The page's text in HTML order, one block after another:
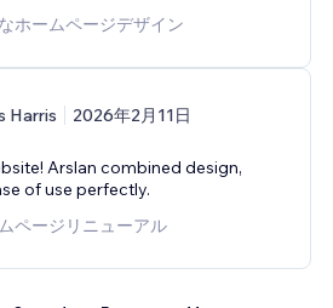
ホームページデザイン
Harris 2026年2月11日
Arslan combined design,
of use perfectly.
ページリニューアル